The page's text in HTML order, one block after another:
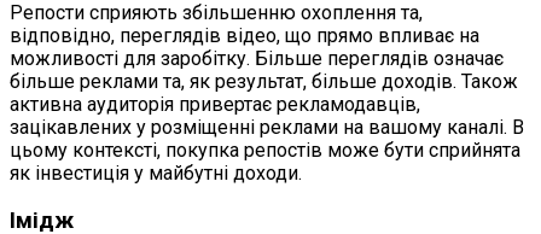
Репости сприяють збільшенню охоплення та,
відповідно, переглядів відео, що прямо впливає на
можливості для заробітку. Більше переглядів означає
більше реклами та, як результат, більше доходів. Також
активна аудиторія привертає рекламодавців,
зацікавлених у розміщенні реклами на вашому каналі. В
цьому контексті, покупка репостів може бути сприйнята
як інвестиція у майбутні доходи.
Імідж